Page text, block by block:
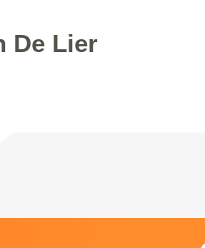
De Lier